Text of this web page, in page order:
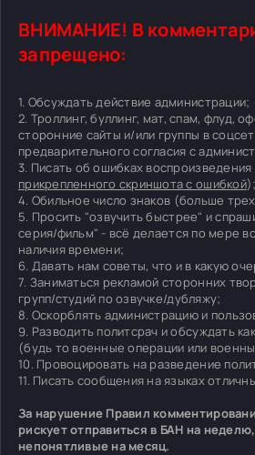
ВНИМАНИЕ! В
запрещено:
1. Обсуждать действие администрации;
2. Троллинг, буллинг, мат, спам, флуд,
сторонние сайты и/или группы в
предварительного согласия с
3. Писать об ошибках
прикрепленного скриншота с ошибкой);
4. Обильное число знаков (больше
5. Просить "озвучить быстрее" и
серия/фильм" - всё делается по мере
наличия времени;
6. Давать нам советы, что и в какую
7. Заниматься рекламой сторонних
групп/студий по озвучке/дубляжу;
8. Оскорблять администрацию и
9. Разводить политсрач и обсуждать
(будь то военные операции или
10. Провоцировать на разведение
11. Писать сообщения на языках
За нарушение Правил
рискует отправиться в БАН на
непонятливые на месяц.